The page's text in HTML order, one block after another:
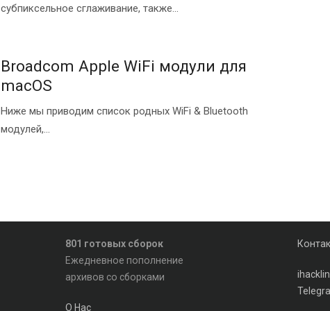
субпиксельное сглаживание, также...
Broadcom Apple WiFi модули для
macOS
Ниже мы приводим список родных WiFi & Bluetooth
модулей,...
801 готовых сборок
Ежедневное пополнение
архивов со сборками
О Нас